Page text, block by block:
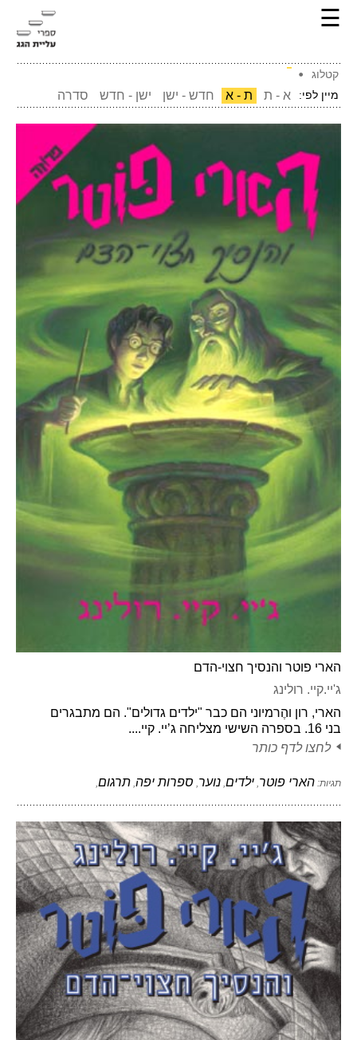
☰
קטלוג
מיין לפי:
א - ת ת - א חדש - ישן ישן - חדש סדרה
הארי פוטר והנסיך חצוי-הדם
ג'יי.קיי. רולינג
הארי, רון והֶרמיוני הם כבר "ילדים גדולים". הם מתבגרים
בני 16. בספרה השישי מצליחה ג’יי. קיי....
לחצו לדף כותר
תגיות: הארי פוטר, ילדים, נוער, ספרות יפה, תרגום,